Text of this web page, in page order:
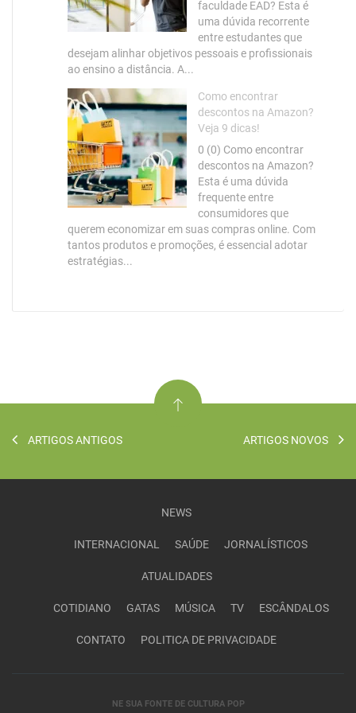
faculdade EAD? Esta é
uma dúvida recorrente
entre estudantes que
desejam alinhar objetivos pessoais e profissionais
ao ensino a distância. A...
Como encontrar
descontos na Amazon?
Veja 9 dicas!
0 (0) Como encontrar
descontos na Amazon?
Esta é uma dúvida
frequente entre
consumidores que
querem economizar em suas compras online. Com
tantos produtos e promoções, é essencial adotar
estratégias...
ARTIGOS ANTIGOS ARTIGOS NOVOS
NEWS
INTERNACIONAL SAÚDE JORNALÍSTICOS
ATUALIDADES
COTIDIANO GATAS MÚSICA TV ESCÂNDALOS
CONTATO POLITICA DE PRIVACIDADE
NE SUA FONTE DE CULTURA POP